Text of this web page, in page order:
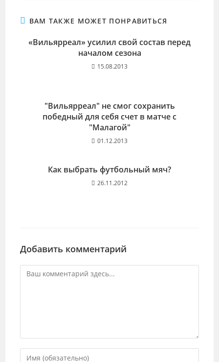
ВАМ ТАКЖЕ МОЖЕТ ПОНРАВИТЬСЯ
«Вильярреал» усилил свой состав перед
началом сезона
15.08.2013
"Вильярреал" не смог сохранить
победный для себя счет в матче с
"Малагой"
01.12.2013
Как выбрать футбольный мяч?
26.11.2012
Добавить комментарий
Комментарий
Введите